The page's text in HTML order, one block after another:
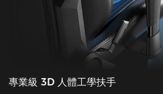
專業級 3D 人體工學扶手